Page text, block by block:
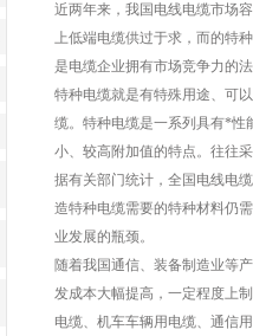
近两年来，我国电线电缆市场
上低端电缆供过于求，而的特
是电缆企业拥有市场竞争力的
特种电缆就是有特殊用途、可
缆。特种电缆是一系列具有*性
小、较高附加值的特点。往往
据有关部门统计，全国电线电
造特种电缆需要的特种材料仍
业发展的瓶颈。
随着我国通信、装备制造业等
发成本大幅提高，一定程度上
电缆、机车车辆用电缆、通信